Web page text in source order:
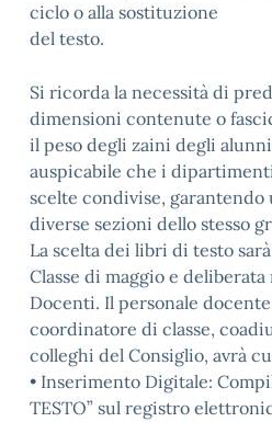
ciclo o alla sostituzione
del testo.
Si ricorda la necessità di
dimensioni contenute o
il peso degli zaini degli
auspicabile che i
scelte condivise,
diverse sezioni dello stesso
La scelta dei libri di testo
Classe di maggio e
Docenti. Il personale
coordinatore di classe,
colleghi del Consiglio, avrà
• Inserimento Digitale:
TESTO” sul registro